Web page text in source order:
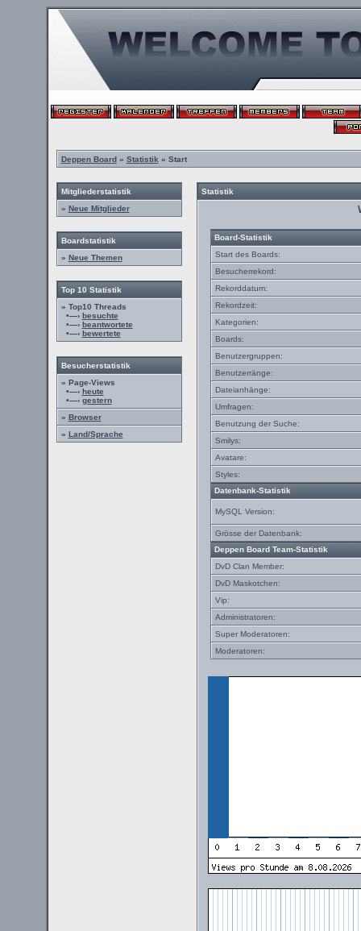
Deppen Board» Statistik » Start
Mitgliederstatistik
» Neue Mitglieder
Boardstatistik
» Neue Themen
Top 10 Statistik
» Top10 Threads
•—› besuchte
•—› beantwortete
•—› bewertete
Besucherstatistik
» Page-Views
•—› heute
•—› gestern
» Browser
» Land/Sprache
Statistik
Board-Statistik
Start des Boards:
Besucherrekord:
Rekorddatum:
Rekordzeit:
Kategorien:
Boards:
Benutzergruppen:
Benutzerränge:
Dateianhänge:
Umfragen:
Benutzung der Suche:
Smilys:
Avatare:
Styles:
Datenbank-Statistik
MySQL Version:
Grösse der Datenbank:
Deppen Board Team-Statistik
DvD Clan Member:
DvD Maskotchen:
Vip:
Administratoren:
Super Moderatoren:
Moderatoren: